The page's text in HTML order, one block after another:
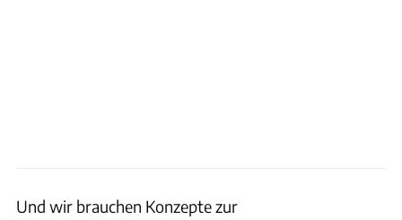
Und wir brauchen Konzepte zur